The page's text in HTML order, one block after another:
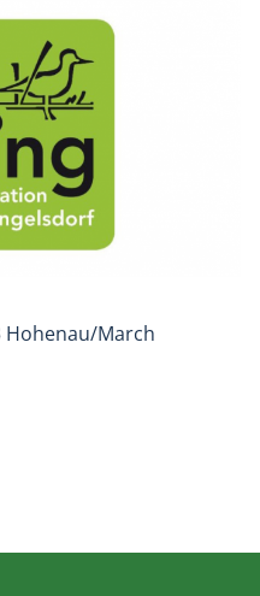
Hohenau/March